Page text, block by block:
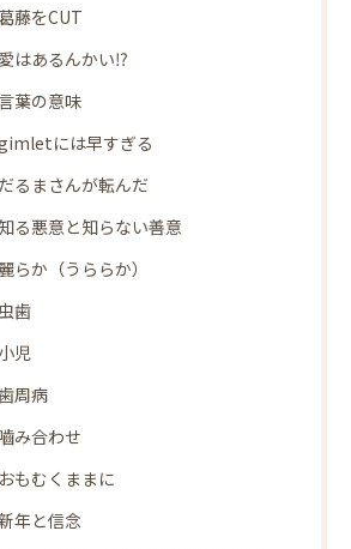
葛藤をCUT
愛はあるんかい⁉
言葉の意味
には早すぎる
だるまさんが転んだ
知る悪意と知らない善意
らか（うららか）
歯
小児
周病
み合わせ
おもむくままに
年と信念